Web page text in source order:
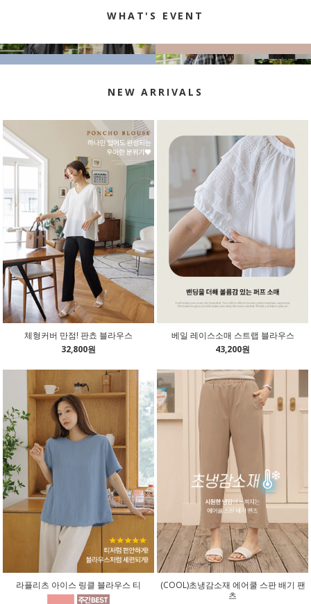
WHAT'S EVENT
NEW ARRIVALS
체형커버 만점! 판쵸 블라우스
32,800원
베일 레이스소매 스트랩 블라우스
43,200원
라플리츠 아이스 링클 블라우스 티
(COOL)초냉감소재 에어쿨 스판 배기 팬
츠